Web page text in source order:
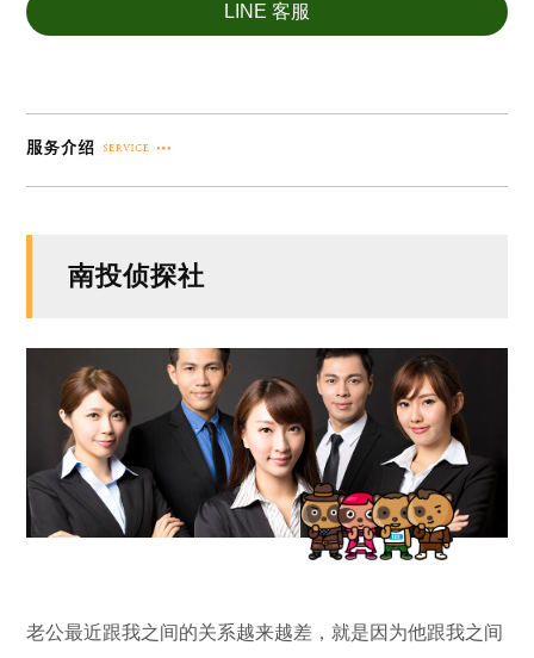
LINE 客服
南投侦探社
老公最近跟我之间的关系越来越差，就是因为他跟我之间